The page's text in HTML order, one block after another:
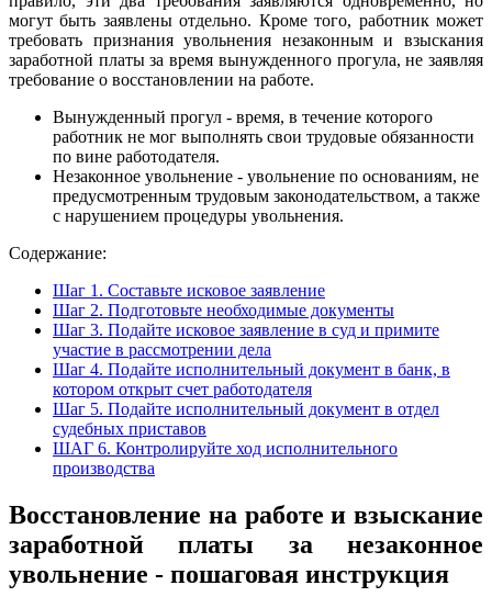
могут быть заявлены отдельно. Кроме того, работник может
требовать признания увольнения незаконным и взыскания
заработной платы за время вынужденного прогула, не заявляя
требование о восстановлении на работе.
Вынужденный прогул - время, в течение которого
работник не мог выполнять свои трудовые обязанности
по вине работодателя.
Незаконное увольнение - увольнение по основаниям, не
предусмотренным трудовым законодательством, а также
с нарушением процедуры увольнения.
Содержание:
Шаг 1. Составьте исковое заявление
Шаг 2. Подготовьте необходимые документы
Шаг 3. Подайте исковое заявление в суд и примите
участие в рассмотрении дела
Шаг 4. Подайте исполнительный документ в банк, в
котором открыт счет работодателя
Шаг 5. Подайте исполнительный документ в отдел
судебных приставов
ШАГ 6. Контролируйте ход исполнительного
производства
Восстановление на работе и взыскание
заработной платы за незаконное
увольнение - пошаговая инструкция